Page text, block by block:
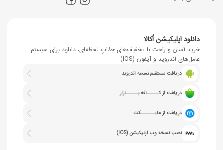
دانلود اپلیکیشن اُکالا
خرید آسان و راحت با تخفیف‌های جذابِ لحظه‌ای، دانلود برای سیستم
عامل‌های اندروید و آیفون (iOS)
دریافت مستقیم نسخه اندروید
دریافت از کــــــافه بــــــازار
دریافت از مایـــــــکت
نصب نسخه وب اپلیکیشن (IOS)